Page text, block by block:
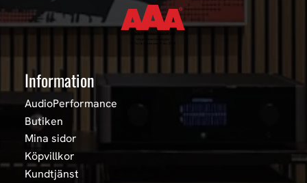
Information
AudioPerformance
Butiken
Mina sidor
Köpvillkor
Kundtjänst